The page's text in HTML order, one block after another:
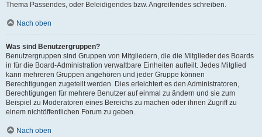
Thema Passendes, oder Beleidigendes bzw. Angreifendes schreiben.
Nach oben
Was sind Benutzergruppen?
Benutzergruppen sind Gruppen von Mitgliedern, die die Mitglieder des Boards
in für die Board-Administration verwaltbare Einheiten aufteilt. Jedes Mitglied
kann mehreren Gruppen angehören und jeder Gruppe können
Berechtigungen zugeteilt werden. Dies erleichtert es den Administratoren,
Berechtigungen für mehrere Benutzer auf einmal zu ändern und sie zum
Beispiel zu Moderatoren eines Bereichs zu machen oder ihnen Zugriff zu
einem nichtöffentlichen Forum zu geben.
Nach oben